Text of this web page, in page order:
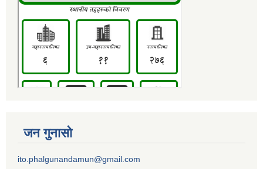
जन गुनासो
ito.phalgunandamun@gmail.com